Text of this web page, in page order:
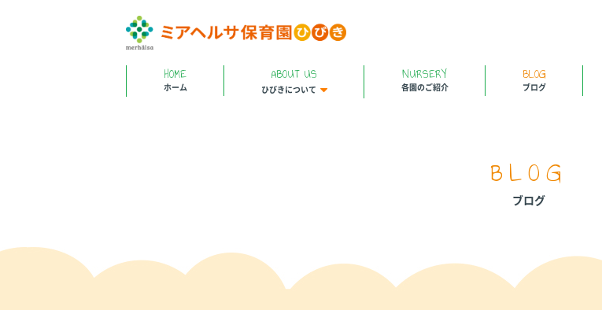
HOME
ホーム
ABOUT US
ひびきについて
NURSERY
各園のご紹介
BLOG
ブログ
BLOG
ブログ